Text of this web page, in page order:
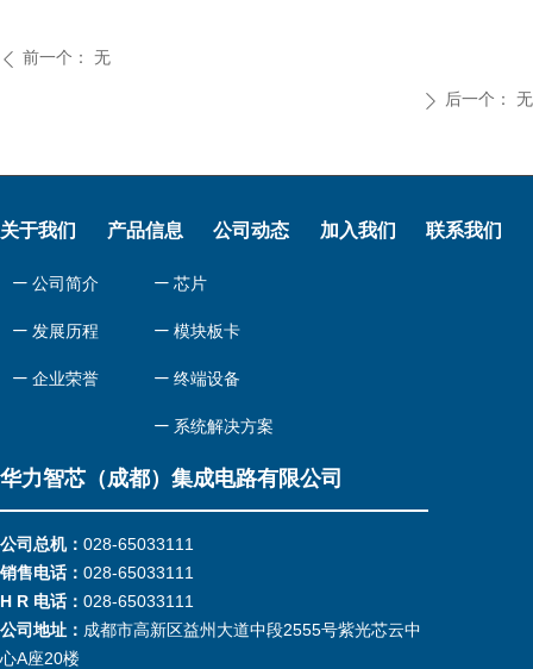
ꄴ 前一个： 无
ꄲ 后一个： 无
华力智芯（成都）集成电路有限公司
关于我们 产品信息 公司动态 加入我们 联系我们
ꄷ 公司简介
ꄷ 发展历程
ꄷ 企业荣誉
ꄷ 芯片
ꄷ 模块板卡
ꄷ 终端设备
ꄷ 系统解决方案
公司总机： 028-65033111
销售电话： 028-65033111
H R 电话： 028-65033111
公司地址： 成都市高新区益州大道中段2555号紫光芯云中
心A座20楼